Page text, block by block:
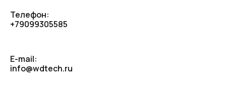
Телефон:
+79099305585
E-mail:
info@wdtech.ru